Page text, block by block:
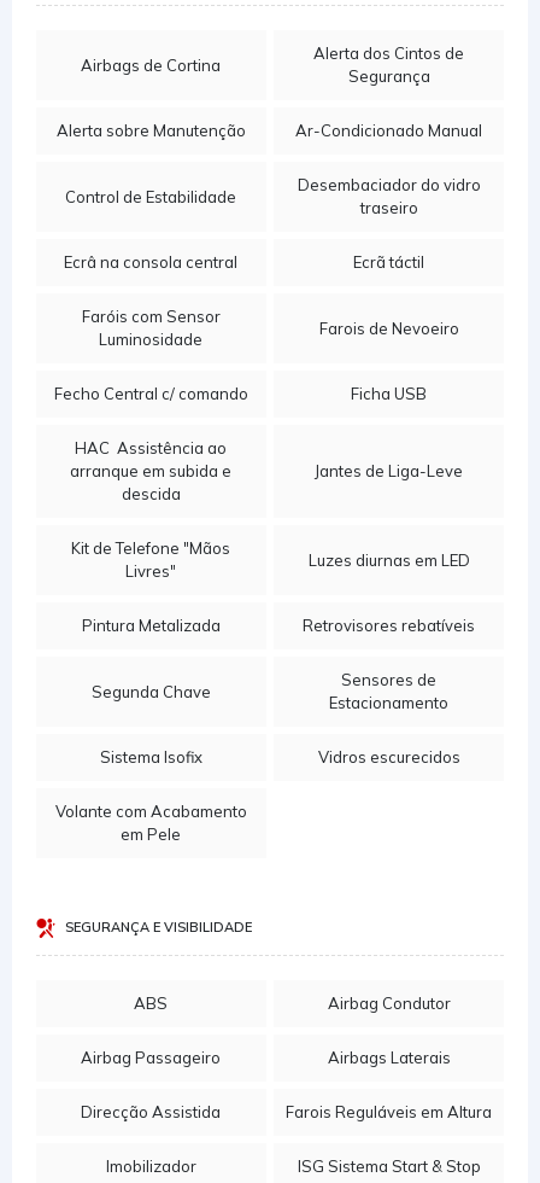
Airbags de Cortina
Alerta dos Cintos de
Segurança
Alerta sobre Manutenção Ar-Condicionado Manual
Control de Estabilidade
Desembaciador do vidro
traseiro
Ecrâ na consola central Ecrã táctil
Faróis com Sensor
Luminosidade
Farois de Nevoeiro
Fecho Central c/ comando Ficha USB
HAC  Assistência ao
arranque em subida e
descida
Jantes de Liga-Leve
Kit de Telefone "Mãos
Livres"
Luzes diurnas em LED
Pintura Metalizada Retrovisores rebatíveis
Segunda Chave
Sensores de
Estacionamento
Sistema Isofix Vidros escurecidos
Volante com Acabamento
em Pele
SEGURANÇA E VISIBILIDADE
ABS Airbag Condutor
Airbag Passageiro Airbags Laterais
Direcção Assistida Farois Reguláveis em Altura
Imobilizador ISG Sistema Start & Stop